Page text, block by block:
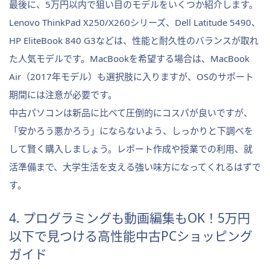
最後に、5万円以内で狙い目のモデルをいくつか紹介します。
Lenovo ThinkPad X250/X260シリーズ、Dell Latitude 5490、
HP EliteBook 840 G3などは、性能と耐久性のバランスが取れ
た人気モデルです。MacBookを希望する場合は、MacBook
Air（2017年モデル）も選択肢に入りますが、OSのサポート
期間には注意が必要です。
中古パソコンは新品に比べて圧倒的にコスパが良いですが、
「安かろう悪かろう」にならないよう、しっかりと下調べを
して賢く購入しましょう。レポート作成や授業での利用、就
活準備まで、大学生活を支える強い味方になってくれるはずで
す。
4. プログラミングも動画編集もOK！5万円
以下で見つける高性能中古PCショッピング
ガイド